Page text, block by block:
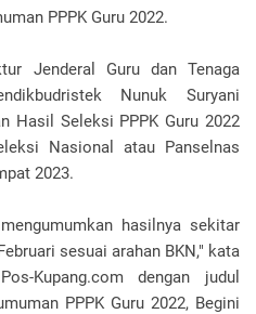
PPPK Guru 2022.
Jenderal Guru dan Tenaga
Nunuk Suryani
Hasil Seleksi PPPK Guru 2022
Nasional atau Panselnas
2023.
hasilnya sekitar
sesuai arahan BKN," kata
Kupang.com dengan judul
PPPK Guru 2022, Begini